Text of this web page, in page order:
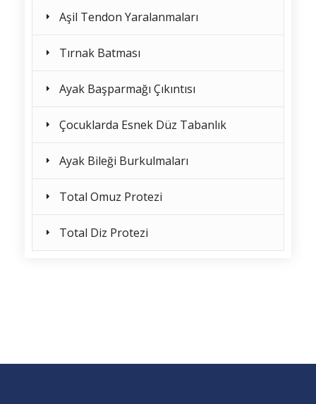
Aşil Tendon Yaralanmaları
Tırnak Batması
Ayak Başparmağı Çıkıntısı
Çocuklarda Esnek Düz Tabanlık
Ayak Bileği Burkulmaları
Total Omuz Protezi
Total Diz Protezi